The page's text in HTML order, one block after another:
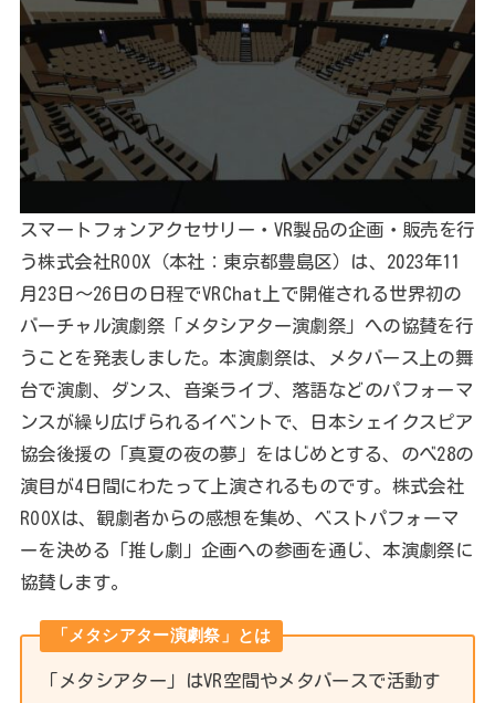
スマートフォンアクセサリー・VR製品の企画・販売を行
う株式会社ROOX（本社：東京都豊島区）は、2023年11
月23日～26日の日程でVRChat上で開催される世界初の
バーチャル演劇祭「メタシアター演劇祭」への協賛を行
うことを発表しました。本演劇祭は、メタバース上の舞
台で演劇、ダンス、音楽ライブ、落語などのパフォーマ
ンスが繰り広げられるイベントで、日本シェイクスピア
協会後援の「真夏の夜の夢」をはじめとする、のべ28の
演目が4日間にわたって上演されるものです。株式会社
ROOXは、観劇者からの感想を集め、ベストパフォーマ
ーを決める「推し劇」企画への参画を通じ、本演劇祭に
協賛します。
「メタシアター演劇祭」とは
「メタシアター」はVR空間やメタバースで活動す